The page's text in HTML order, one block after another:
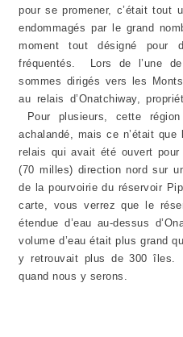
pour se promener, c’était tout
endommagés par le grand
moment tout désigné pour
fréquentés. Lors de l’une
sommes dirigés vers les
au relais d’Onatchiway,
Pour plusieurs, cette
achalandé, mais ce n’était
relais qui avait été ouvert pour
(70 milles) direction nord sur
de la pourvoirie du réservoir
carte, vous verrez que le
étendue d’eau au-dessus
volume d’eau était plus grand
y retrouvait plus de 300
quand nous y serons.